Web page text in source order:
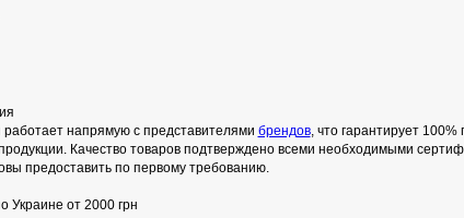
напрямую с представителями брендов, что гарантирует 100%
Качество товаров подтверждено всеми необходимыми
предоставить по первому требованию.
Украине от 2000 грн